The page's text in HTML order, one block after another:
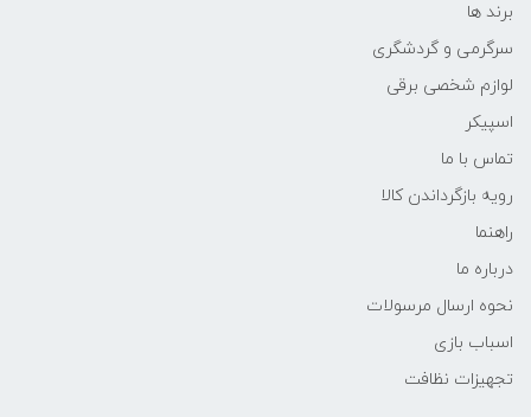
برند ها
سرگرمی و گردشگری
لوازم شخصی برقی
اسپیکر
تماس با ما
رویه بازگرداندن کالا
راهنما
درباره ما
نحوه ارسال مرسولات
اسباب بازی
تجهیزات نظافت